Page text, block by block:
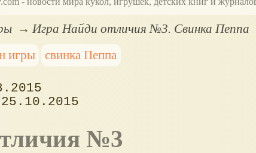
Игра Найди отличия №3. Свинка Пеппа
игры свинка Пеппа
25.10.2015
№3